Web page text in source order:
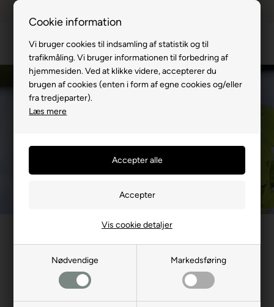
Cookie information
Vi bruger cookies til indsamling af statistik og til
trafikmåling. Vi bruger informationen til forbedring af
hjemmesiden. Ved at klikke videre, accepterer du
brugen af cookies (enten i form af egne cookies og/eller
fra tredjeparter).
Læs mere
Nødvendige Markedsføring
Vis cookie detaljer